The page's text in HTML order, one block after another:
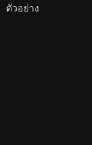
ตัวอย่าง